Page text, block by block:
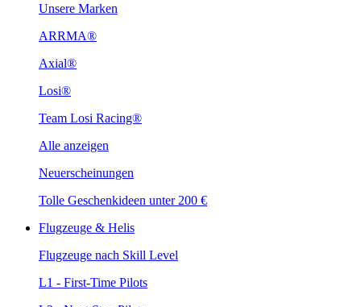
Unsere Marken
ARRMA®
Axial®
Losi®
Team Losi Racing®
Alle anzeigen
Neuerscheinungen
Tolle Geschenkideen unter 200 €
Flugzeuge & Helis
Flugzeuge nach Skill Level
L1 - First-Time Pilots